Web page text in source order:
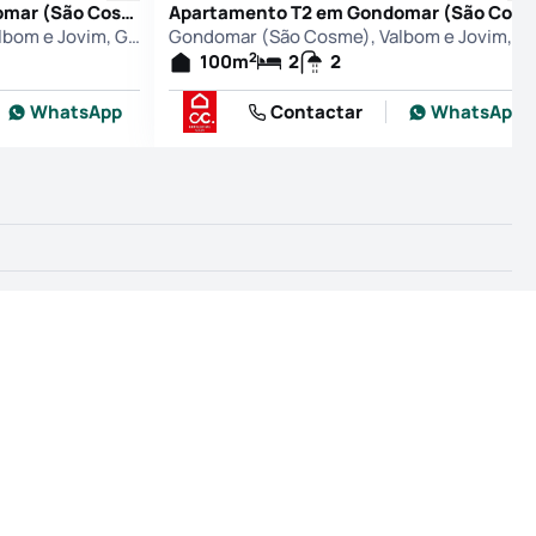
Apartamento T2 em Gondomar (São Cosme), Valbom e Jovim, Gondomar
Gondomar (São Cosme), Valbom e Jovim, Gondomar
WhatsApp
100m2 2
2
Contactar
WhatsApp